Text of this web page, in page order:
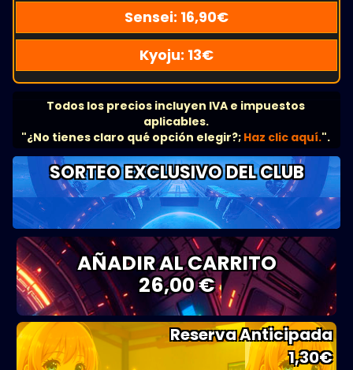
Sensei: 16,90€
Kyoju: 13€
Todos los precios incluyen IVA e impuestos
aplicables.
"¿No tienes claro qué opción elegir?; Haz clic aquí.".
SORTEO EXCLUSIVO DEL CLUB
AÑADIR AL CARRITO
26,00 €
Reserva Anticipada
1,30€